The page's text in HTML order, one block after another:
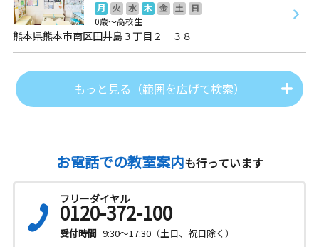
月 火 水 木 金 土
日
0歳～高校生
熊本県熊本市南区田井島３丁目２－３８
もっと見る（範囲を広げて検索）
お電話での教室案内も行っています
フリーダイヤル
0120-372-100
受付時間 9:30～17:30（土日、祝日除く）